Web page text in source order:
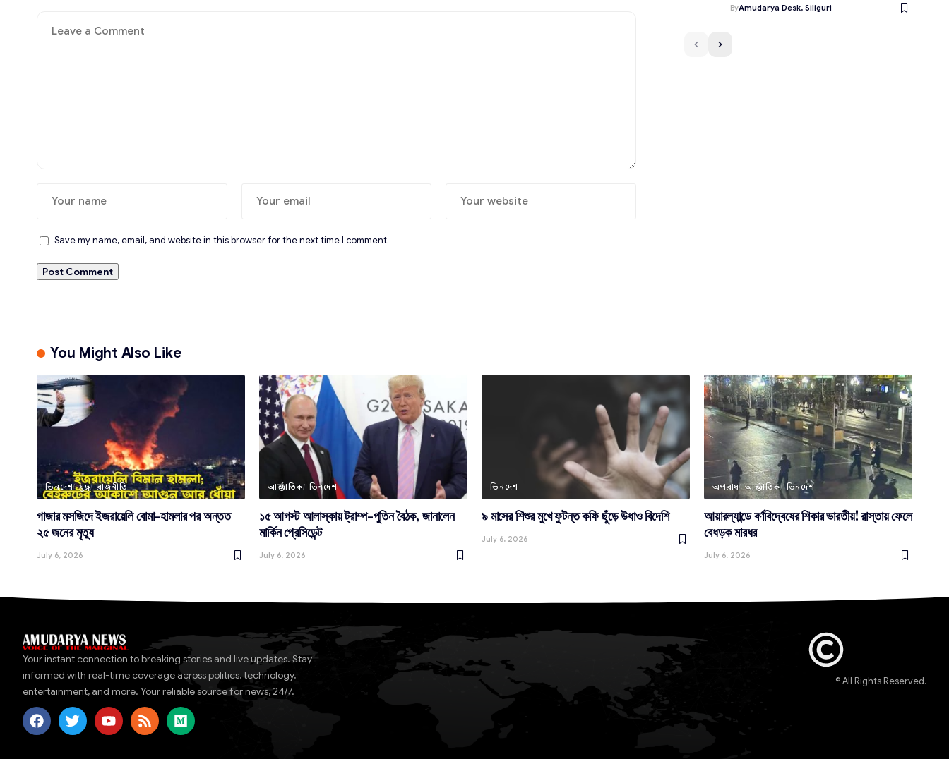
Save my name, email, and website in this browser for the next time I comment.
ByAmudarya Desk, Siliguri
You Might Also Like
ভিনদেশ যুদ্ধ রাজনীতি
গাজার মসজিদে ইজরায়েলি বোমা-হামলার পর অন্তত
২৫ জনের মৃত্যু
July 6, 2026
আন্তর্জাতিক ভিনদেশ
১৫ আগস্ট আলাস্কায় ট্রাম্প-পুতিন বৈঠক, জানালেন
মার্কিন প্রেসিডেন্ট
July 6, 2026
ভিনদেশ
৯ মাসের শিশুর মুখে ফুটন্ত কফি ছুঁড়ে উধাও বিদেশি
July 6, 2026
অপরাধ আন্তর্জাতিক ভিনদেশ
আয়ারল্যান্ডে বর্ণবিদ্বেষের শিকার ভারতীয়! রাস্তায় ফেলে
বেধড়ক মারধর
July 6, 2026
Your instant connection to breaking stories and live updates. Stay
informed with real-time coverage across politics, technology,
entertainment, and more. Your reliable source for news, 24/7.
© All Rights Reserved.